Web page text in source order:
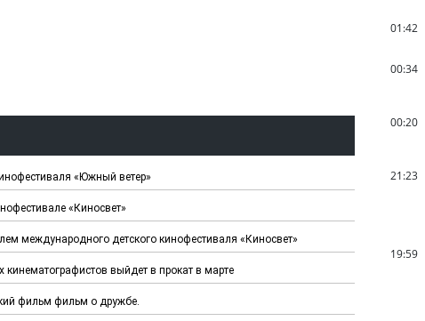
«Южный ветер»
«Киносвет»
международного детского кинофестиваля «Киносвет»
выйдет в прокат в марте
фильм фильм о дружбе.
01:42
00:34
00:20
21:23
19:59